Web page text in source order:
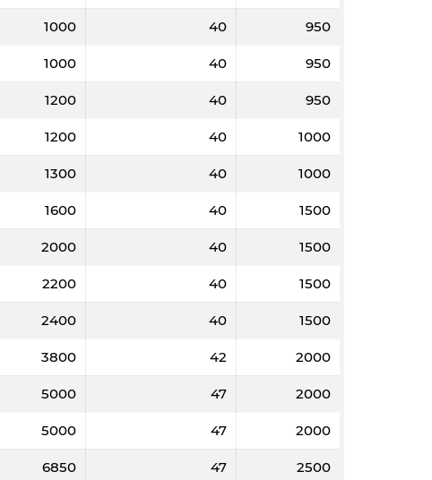
1000 40 950
1000 40 950
1200 40 950
1200 40 1000
1300 40 1000
1600 40 1500
2000 40 1500
2200 40 1500
2400 40 1500
3800 42 2000
5000 47 2000
5000 47 2000
6850 47 2500